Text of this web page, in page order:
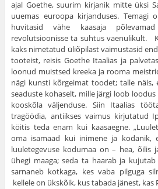
ajal Goethe, suurim kirjanik mitte üksi
uuemas euroopa kirjanduses. Temagi
huvitasid vähe kaasaja
revolutsioonisse ta suhtus vaenulikult.
kaks nimetatud üli­õpilast vaimustasid
tooteist, reisis Goethe Itaalias ja
loonud muistsed kreeka ja rooma
nägi kunsti kõrgeimat toodet; talle
seaduste kohaselt, mille järgi loob loodus
kooskõla väljenduse. Siin Itaalias
tragöödia, antiikses vaimus kir­jutatud
köitis teda enam kui kaasaegne.
oma isamaad kui inimene ja kodanik,
luuletegevuse kodumaa on – hea, õilis
ühegi maaga; seda ta haarab ja
sarnaneb kotkaga, kes vaba pilguga
kellele on ükskõik, kus tabada jänest, kas